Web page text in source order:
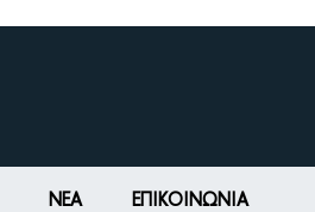
ΝΕΑ ΕΠΙΚΟΙΝΩΝΊΑ